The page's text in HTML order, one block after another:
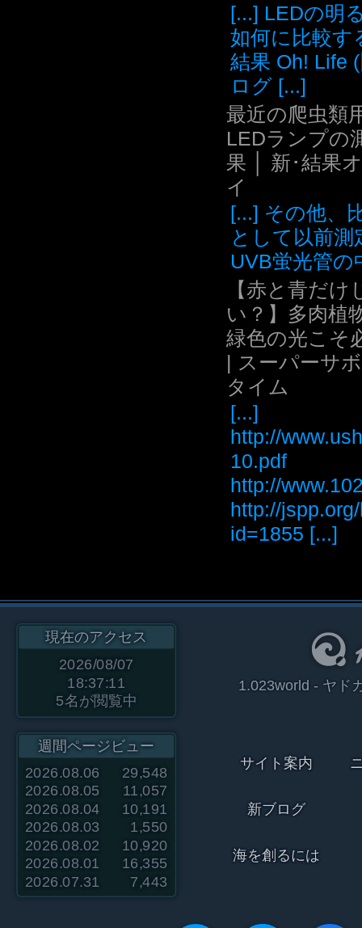
[...] LEDの明
如何に比較す
結果 Oh! Life
ログ [...]
最近の爬虫類
LEDランプの
果 │ 新･結果
イ
[...] その他、
として以前測
UVB蛍光管の
【赤と青だけ
い？】多肉植
緑色の光こそ
| スーパーサ
タイム
[...]
http://
10.pdf
http://
http://
id=1855 [...]
現在のアクセス
2026/08/07
18:37:11
5名が閲覧中
週間ページビュー
2026.08.06
29,548
2026.08.05
11,057
2026.08.04
10,191
2026.08.03
1,550
2026.08.02
10,920
2026.08.01
16,355
2026.07.31
7,443
1.023world - ヤド
サイト案内
新ブログ
海を創るには